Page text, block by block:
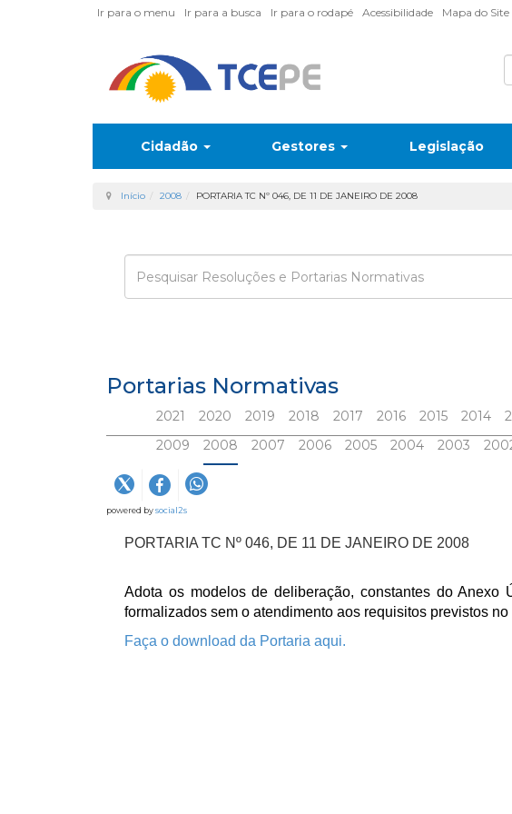
Ir para o menu Ir para a busca Ir para o rodapé Acessibilidade Mapa do Site
Cidadão Gestores Legislação
Início 2008 PORTARIA TC Nº 046, DE 11 DE JANEIRO DE 2008
Portarias Normativas
2021 2020 2019 2018 2017 2016 2015 2014
2009
2008 2007 2006 2005 2004 2003
powered bysocial2s
PORTARIA TC Nº 046, DE 11 DE JANEIRO DE 2008
Adota os modelos de deliberação, constantes do
formalizados sem o atendimento aos requisitos previstos
Faça o download da Portaria aqui.